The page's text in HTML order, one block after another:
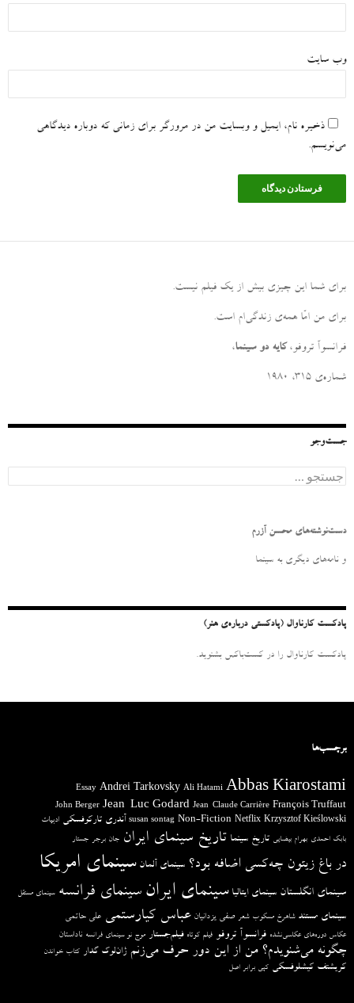
وب‌ سایت
ذخیره نام، ایمیل و وبسایت من در مرورگر برای زمانی که دوباره دیدگاهی
می‌نویسم.
برای شما این چیزی بیش از یک فیلم نیست.
برای من امّا همه‌ی زندگی‌ام است.
فرانسوآ تروفو، کایه دو سینما،
شماره‌ی ۳۱۵، ۱۹۸۰
جست‌وجو
ج
س
و
ر
دست‌نوشته‌های محسن آزرم
و نامه‌‌های دیگری به سینما
پادکست کارناوال (پادکستی درباره‌ی هنر)
پادکست کارناوال را در کست‌باکس بشنوید.
برچسب‌ها
Abbas Kiarostami
Ali Hatami
Andrei Tarkovsky
Essay
François Truffaut
Jean-Claude Carrière
Jean-Luc Godard
John Berger
Krzysztof Kieślowski
Netflix
Non-Fiction
susan sontag آندری تارکوفسکی ادبیات
بابک احمدی بهرام بیضایی تاریخ سینما تاریخ سینمای ایران جان برجر جستار
در باغ زیتون چه‌کسی اضافه بود؟ سینمای آلمان سینمای امریکا
سینمای انگلستان سینمای ایتالیا سینمای ایران سینمای فرانسه سینمای مستقل
سینمای مستند شاهرخ مسکوب شعر صفی یزدانیان عباس کیارستمی علی حاتمی
عکاس دوره‌های عکاسی‌نشده فرانسوآ تروفو فیلم کوتاه فیلم‌جستار موج نو سینمای فرانسه ناداستان
چگونه می‌شنویدم؟ من از این دور حرف می‌زنم ژان‌لوک گدار کتاب خواندن
کریشتف کیشلوفسکی کپی برابر اصل